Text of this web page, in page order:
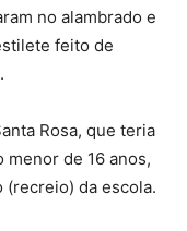
no alambrado e
feito de
Rosa, que teria
de 16 anos,
da escola.